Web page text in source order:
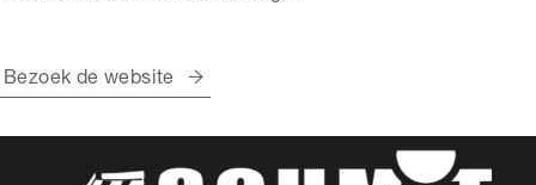
Bezoek de website